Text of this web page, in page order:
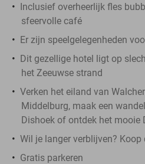
Inclusief overheerlijk fles
sfeervolle café
Er zijn speelgelegenheden
Dit gezellige hotel ligt op
het Zeeuwse strand
Verken het eiland van
Middelburg, maak een
Dishoek of ontdek het mooie
Wil je langer verblijven? Koop
Gratis parkeren